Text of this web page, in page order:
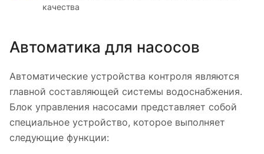
качества
Автоматика для насосов
Автоматические устройства контроля являются
главной составляющей системы водоснабжения.
Блок управления насосами представляет собой
специальное устройство, которое выполняет
следующие функции: